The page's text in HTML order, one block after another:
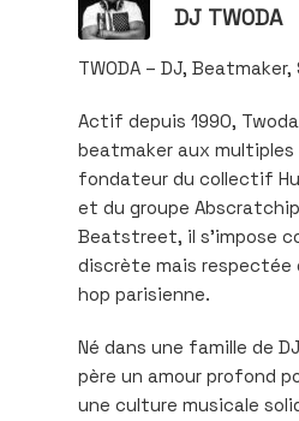
DJ TWODA
TWODA – DJ,
Actif depuis 1990,
beatmaker aux
fondateur du collectif
et du groupe
Beatstreet, il s’impose
discrète mais respectée
hop parisienne.
Né dans une famille de
père un amour profond
une culture musicale